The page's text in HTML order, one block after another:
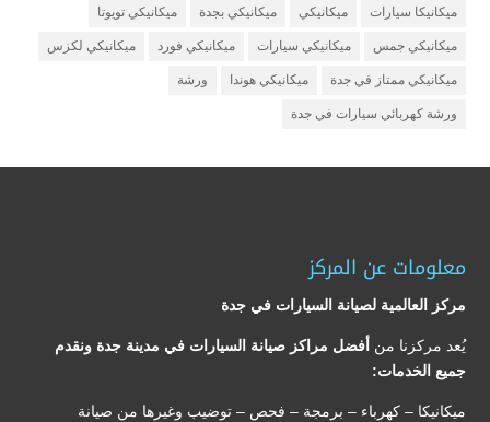
ميكانيكا سيارات ميكانيكي ميكانيكي بجدة ميكانيكي تويوتا
ميكانيكي جمس ميكانيكي سيارات ميكانيكي فورد ميكانيكي لكزس
ميكانيكي ممتاز في جدة ميكانيكي هوندا ورشة
ورشة كهربائي سيارات في جدة
معلومات عن المركز
مركز العالمية لصيانة السيارات في جدة
يُعد مركزنا من أفضل مراكز صيانة السيارات في مدينة جدة ونقدم
جميع الخدمات:
ميكانيكا – كهرباء – برمجة – فحص – توضيب وغيرها من صيانة